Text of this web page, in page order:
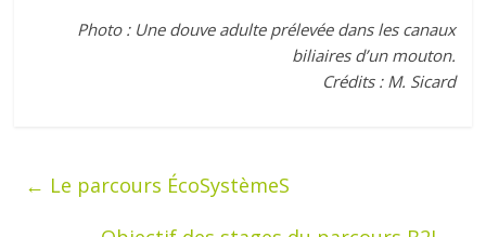
Photo : Une douve adulte prélevée dans les canaux
biliaires d’un mouton.
Crédits : M. Sicard
← Le parcours ÉcoSystèmeS